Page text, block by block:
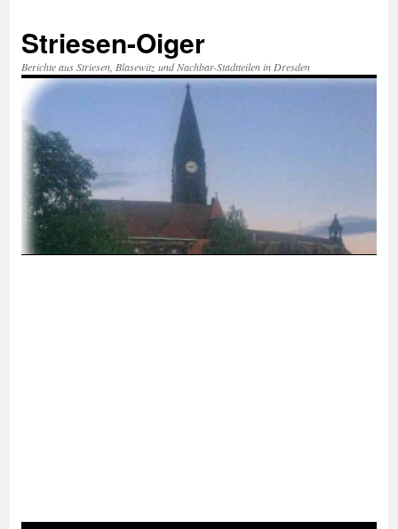
springen
Striesen-Oiger
Berichte aus Striesen, Blasewitz und Nachbar-Stadtteilen in Dresden